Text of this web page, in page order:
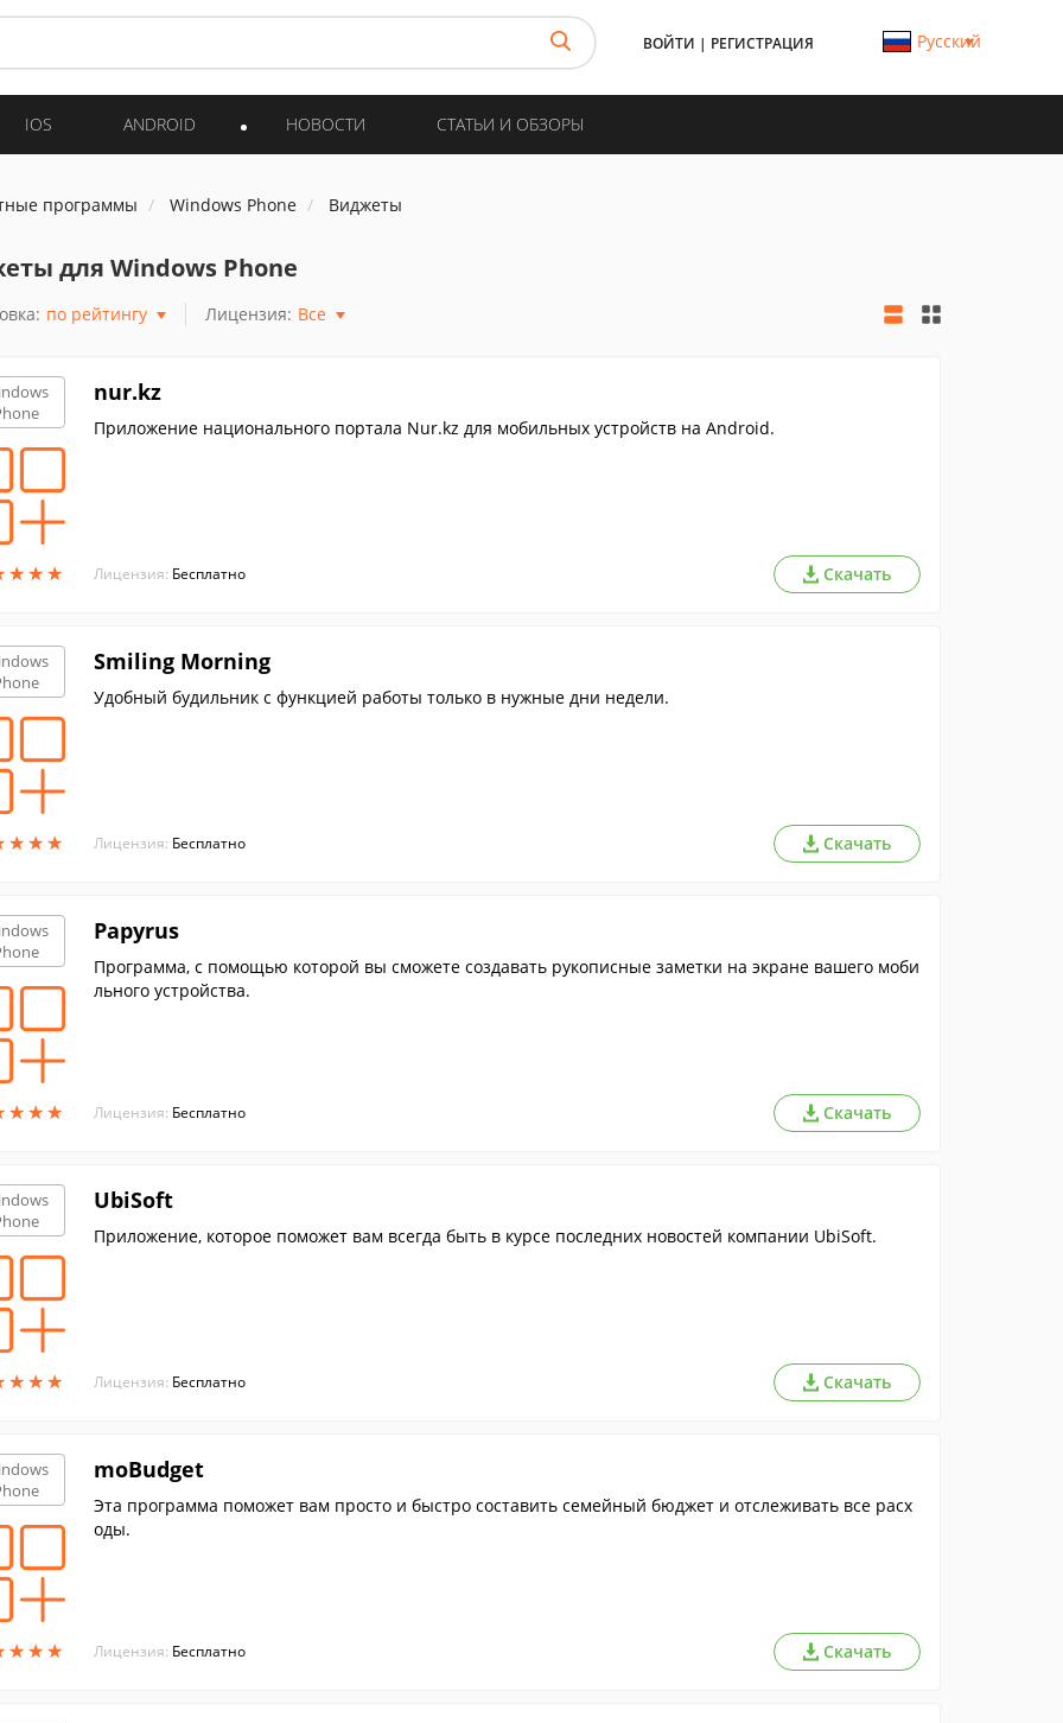
ВОЙТИ | РЕГИСТРАЦИЯ Русский
IOS ANDROID НОВОСТИ СТАТЬИ И ОБЗОРЫ
программы Windows Phone Виджеты
для Windows Phone
по рейтингу Лицензия: Все
★★★
★★★
nur.kz
Приложение национального портала Nur.kz для мобильных устройств на Android.
Лицензия: Бесплатно Скачать
★★★
★★★
Smiling Morning
Удобный будильник с функцией работы только в нужные дни недели.
Лицензия: Бесплатно Скачать
★★★
★★★
Papyrus
Программа, с помощью которой вы сможете создавать рукописные заметки на экране вашего моби
льного устройства.
Лицензия: Бесплатно Скачать
★★★
★★★
UbiSoft
Приложение, которое поможет вам всегда быть в курсе последних новостей компании UbiSoft.
Лицензия: Бесплатно Скачать
★★★
★★★
moBudget
Эта программа поможет вам просто и быстро составить семейный бюджет и отслеживать все расх
оды.
Лицензия: Бесплатно Скачать